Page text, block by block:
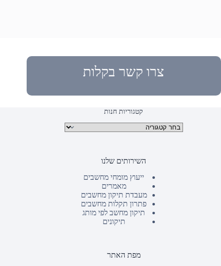
צרו קשר בקלות
קטגוריות חנות
קטגוריות מוצרים
השירותים שלנו
ייעוץ מומחי מחשבים
מאמרים
מעבדת תיקון מחשבים
פתרון תקלות מחשבים
תיקון מחשב לפי מותג
תיקונים
מפת האתר